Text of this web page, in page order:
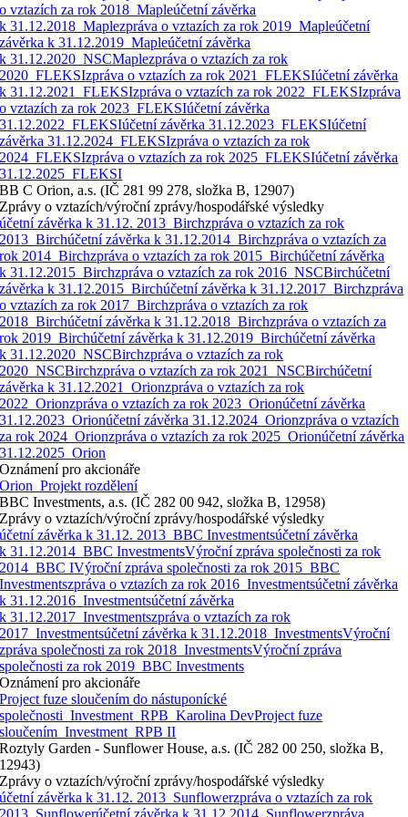
o vztazích za rok 2018_Mapleúčetní závěrka
k 31.12.2018_Maplezpráva o vztazích za rok 2019_Mapleúčetní
závěrka k 31.12.2019_Mapleúčetní závěrka
k 31.12.2020_NSCMaplezpráva o vztazích za rok
2020_FLEKSIzpráva o vztazích za rok 2021_FLEKSIúčetní závěrka
k 31.12.2021_FLEKSIzpráva o vztazích za rok 2022_FLEKSIzpráva
o vztazích za rok 2023_FLEKSIúčetní závěrka
31.12.2022_FLEKSIúčetní závěrka 31.12.2023_FLEKSIúčetní
závěrka 31.12.2024_FLEKSIzpráva o vztazích za rok
2024_FLEKSIzpráva o vztazích za rok 2025_FLEKSIúčetní závěrka
31.12.2025_FLEKSI
BB C Orion, a.s. (IČ 281 99 278, složka B, 12907)
Zprávy o vztazích/výroční zprávy/hospodářské výsledky
účetní závěrka k 31.12. 2013_Birchzpráva o vztazích za rok
2013_Birchúčetní závěrka k 31.12.2014_Birchzpráva o vztazích za
rok 2014_Birchzpráva o vztazích za rok 2015_Birchúčetní závěrka
k 31.12.2015_Birchzpráva o vztazích za rok 2016_NSCBirchúčetní
závěrka k 31.12.2015_Birchúčetní závěrka k 31.12.2017_Birchzpráva
o vztazích za rok 2017_Birchzpráva o vztazích za rok
2018_Birchúčetní závěrka k 31.12.2018_Birchzpráva o vztazích za
rok 2019_Birchúčetní závěrka k 31.12.2019_Birchúčetní závěrka
k 31.12.2020_NSCBirchzpráva o vztazích za rok
2020_NSCBirchzpráva o vztazích za rok 2021_NSCBirchúčetní
závěrka k 31.12.2021_Orionzpráva o vztazích za rok
2022_Orionzpráva o vztazích za rok 2023_Orionúčetní závěrka
31.12.2023_Orionúčetní závěrka 31.12.2024_Orionzpráva o vztazích
za rok 2024_Orionzpráva o vztazích za rok 2025_Orionúčetní závěrka
31.12.2025_Orion
Oznámení pro akcionáře
Orion_Projekt rozdělení
BBC Investments, a.s. (IČ 282 00 942, složka B, 12958)
Zprávy o vztazích/výroční zprávy/hospodářské výsledky
účetní závěrka k 31.12. 2013_BBC Investmentsúčetní závěrka
k 31.12.2014_BBC InvestmentsVýroční zpráva společnosti za rok
2014_BBC IVýroční zpráva společnosti za rok 2015_BBC
Investmentszpráva o vztazích za rok 2016_Investmentsúčetní závěrka
k 31.12.2016_Investmentsúčetní závěrka
k 31.12.2017_Investmentszpráva o vztazích za rok
2017_Investmentsúčetní závěrka k 31.12.2018_InvestmentsVýroční
zpráva společnosti za rok 2018_InvestmentsVýroční zpráva
společnosti za rok 2019_BBC Investments
Oznámení pro akcionáře
Project fuze sloučením do nástuponícké
společnosti_Investment_RPB_Karolina DevProject fuze
sloučením_Investment_RPB II
Roztyly Garden - Sunflower House, a.s. (IČ 282 00 250, složka B,
12943)
Zprávy o vztazích/výroční zprávy/hospodářské výsledky
účetní závěrka k 31.12. 2013_Sunflowerzpráva o vztazích za rok
2013_Sunflowerúčetní závěrka k 31.12.2014_Sunflowerzpráva